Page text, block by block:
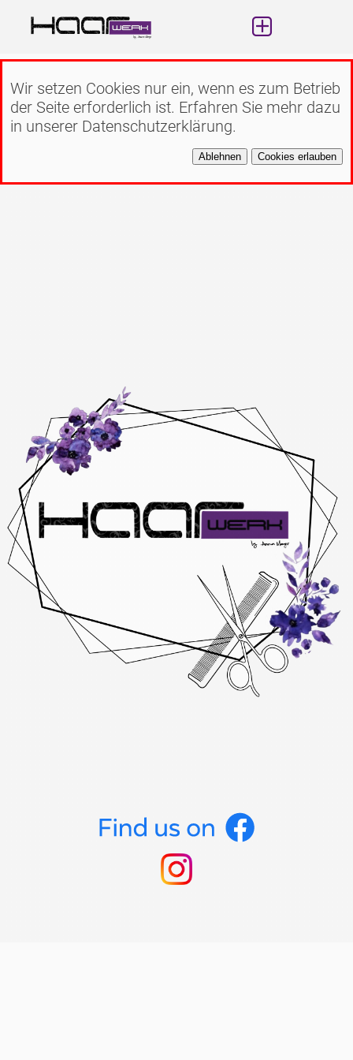
Wir setzen Cookies nur ein, wenn es zum Betrieb
der Seite erforderlich ist. Erfahren Sie mehr dazu
in unserer Datenschutzerklärung.
Ablehnen Cookies erlauben